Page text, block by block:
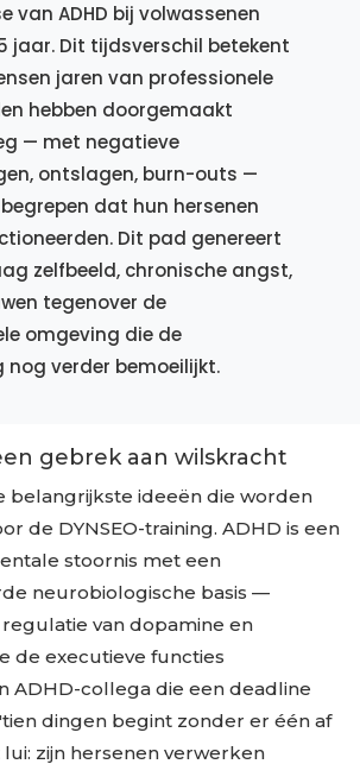
van ADHD bij volwassenen
jaar. Dit tijdsverschil betekent
jaren van professionele
hebben doorgemaakt
— met negatieve
ontslagen, burn-outs —
dat hun hersenen
Dit pad genereert
zelfbeeld, chronische angst,
tegenover de
omgeving die de
nog verder bemoeilijkt.
gebrek aan wilskracht
belangrijkste ideeën die worden
de DYNSEO-training. ADHD is een
stoornis met een
neurobiologische basis —
van dopamine en
de executieve functies
ADHD-collega die een deadline
dingen begint zonder er één af
zijn hersenen verwerken